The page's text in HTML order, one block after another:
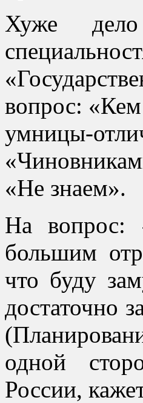
Хуже
вопрос: «Кем
умницы-
«Не знаем».
На вопрос:
большим
что буду
достаточно
одной
России,